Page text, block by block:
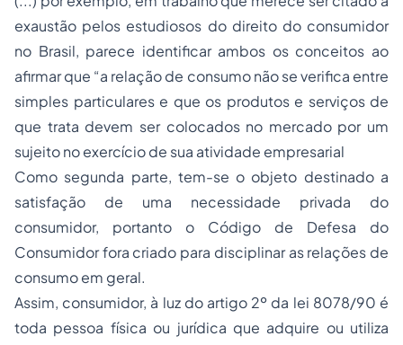
exaustão pelos estudiosos do direito do consumidor
no Brasil, parece identificar ambos os conceitos ao
afirmar que “a relação de consumo não se verifica entre
simples particulares e que os produtos e serviços de
que trata devem ser colocados no mercado por um
sujeito no exercício de sua atividade empresarial
Como segunda parte, tem-se o objeto destinado a
satisfação de uma necessidade privada do
consumidor, portanto o Código de Defesa do
Consumidor fora criado para disciplinar as relações de
consumo em geral.
Assim, consumidor, à luz do artigo 2º da lei 8078/90 é
toda pessoa física ou jurídica que adquire ou utiliza